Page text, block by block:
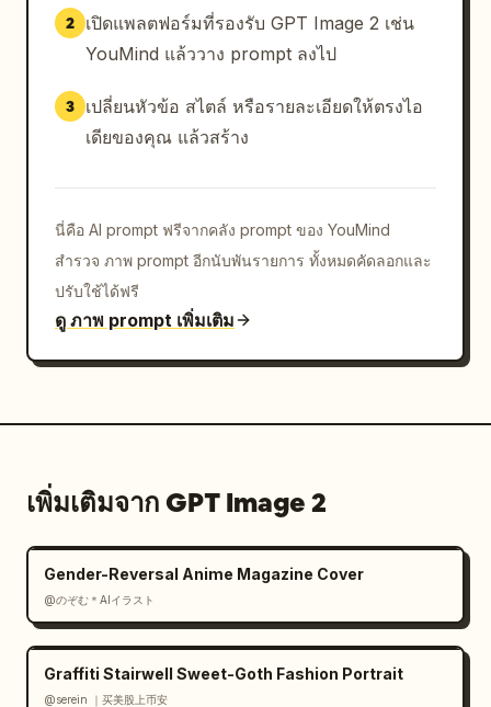
2
เปิดแพลตฟอร์มที่รองรับ GPT Image 2 เช่น
YouMind แล้ววาง prompt ลงไป
3
เปลี่ยนหัวข้อ สไตล์ หรือรายละเอียดให้ตรงไอ
เดียของคุณ แล้วสร้าง
นี่คือ AI prompt ฟรีจากคลัง prompt ของ YouMind
สำรวจ ภาพ prompt อีกนับพันรายการ ทั้งหมดคัดลอกและ
ปรับใช้ได้ฟรี
ดู ภาพ prompt เพิ่มเติม
เพิ่มเติมจาก GPT Image 2
Gender-Reversal Anime Magazine Cover
@のぞむ＊AIイラスト
Graffiti Stairwell Sweet-Goth Fashion Portrait
@serein ｜买美股上币安